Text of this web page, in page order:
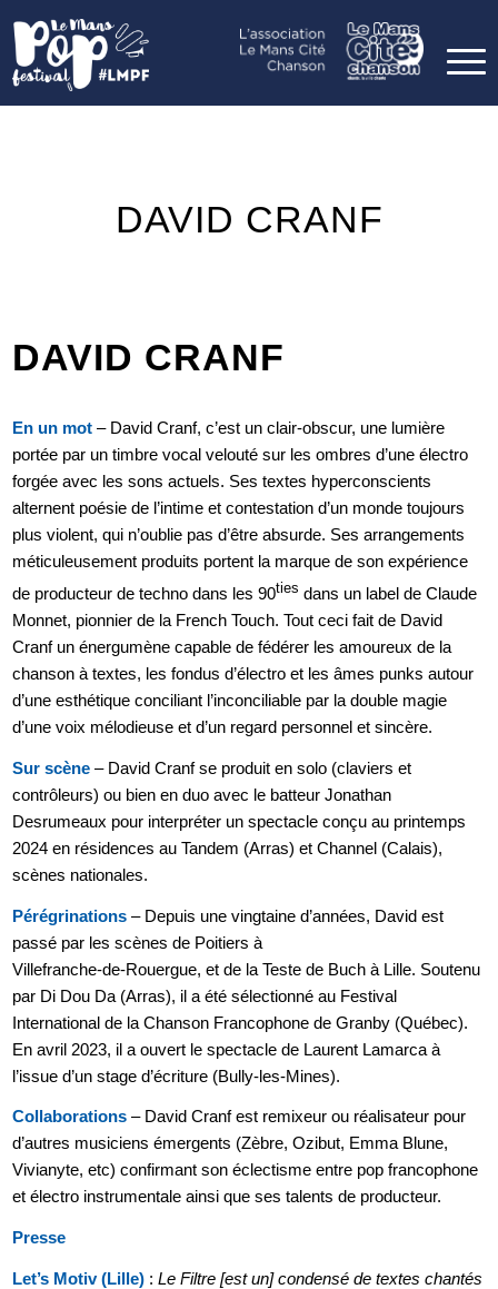
DAVID CRANF
DAVID CRANF
En un mot – David Cranf, c’est un clair-obscur, une lumière
portée par un timbre vocal velouté sur les ombres d’une électro
forgée avec les sons actuels. Ses textes hyperconscients
alternent poésie de l’intime et contestation d’un monde toujours
plus violent, qui n’oublie pas d’être absurde. Ses arrangements
méticuleusement produits portent la marque de son expérience
de producteur de techno dans les 90ties dans un label de Claude
Monnet, pionnier de la French Touch. Tout ceci fait de David
Cranf un énergumène capable de fédérer les amoureux de la
chanson à textes, les fondus d’électro et les âmes punks autour
d’une esthétique conciliant l’inconciliable par la double magie
d’une voix mélodieuse et d’un regard personnel et sincère.
Sur scène– David Cranf se produit en solo (claviers et
contrôleurs) ou bien en duo avec le batteur Jonathan
Desrumeaux pour interpréter un spectacle conçu au printemps
2024 en résidences au Tandem (Arras) et Channel (Calais),
scènes nationales.
Pérégrinations – Depuis une vingtaine d’années, David est
passé par les scènes de Poitiers à
Villefranche-de-Rouergue, et de la Teste de Buch à Lille. Soutenu
par Di Dou Da (Arras), il a été sélectionné au Festival
International de la Chanson Francophone de Granby (Québec).
En avril 2023, il a ouvert le spectacle de Laurent Lamarca à
l’issue d’un stage d’écriture (Bully-les-Mines).
Collaborations – David Cranf est remixeur ou réalisateur pour
d’autres musiciens émergents (Zèbre, Ozibut, Emma Blune,
Vivianyte, etc) confirmant son éclectisme entre pop francophone
et électro instrumentale ainsi que ses talents de producteur.
Presse
Let’s Motiv (Lille) :Le Filtre [est un] condensé de textes chantés